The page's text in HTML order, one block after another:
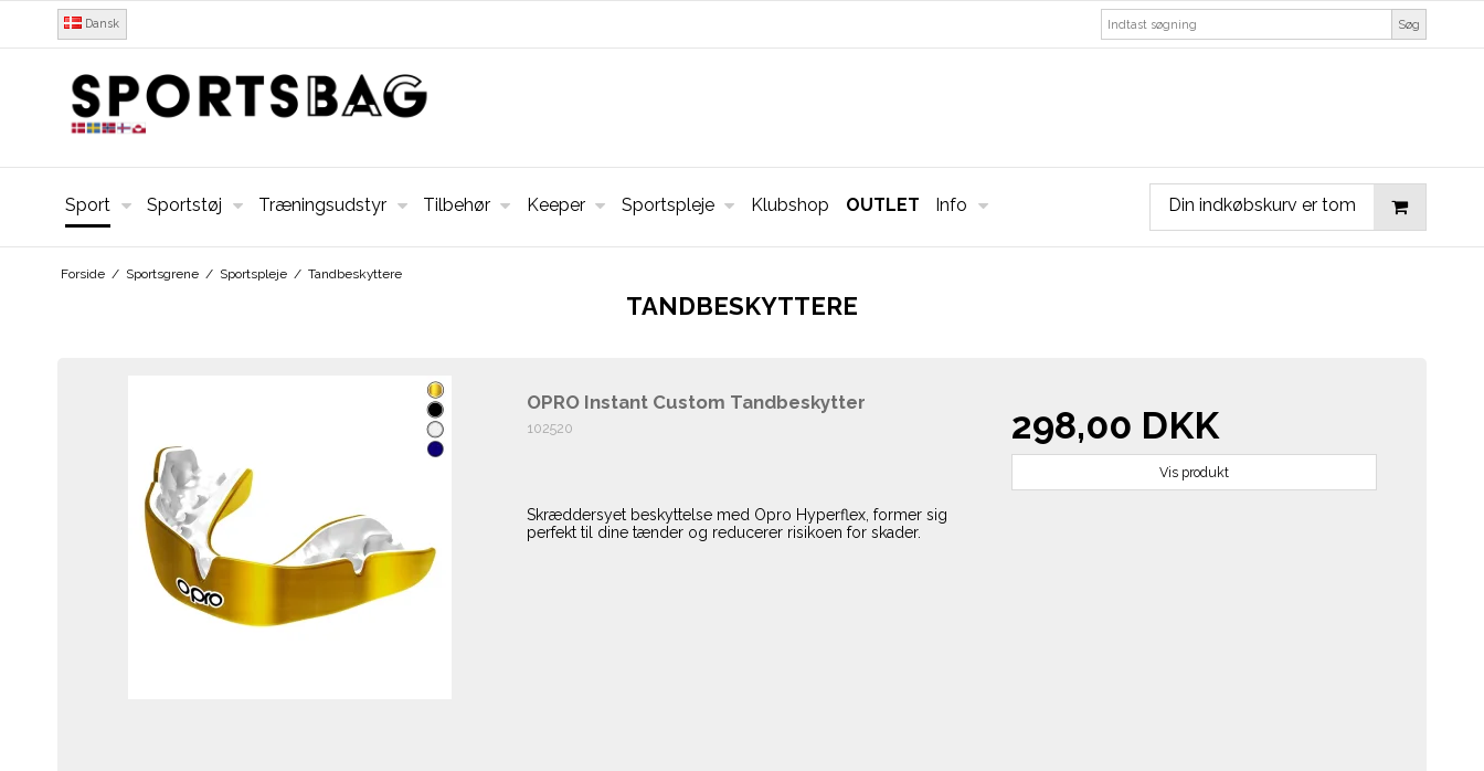
Dansk Søg
Sport Sportstøj Træningsudstyr Tilbehør Keeper Sportspleje Klubshop OUTLET Info Din indkøbskurv er tom
Forside / Sportsgrene / Sportspleje / Tandbeskyttere
TANDBESKYTTERE
OPRO Instant Custom Tandbeskytter
102520
Skræddersyet beskyttelse med Opro Hyperflex, former sig
perfekt til dine tænder og reducerer risikoen for skader.
298,00 DKK
Vis produkt